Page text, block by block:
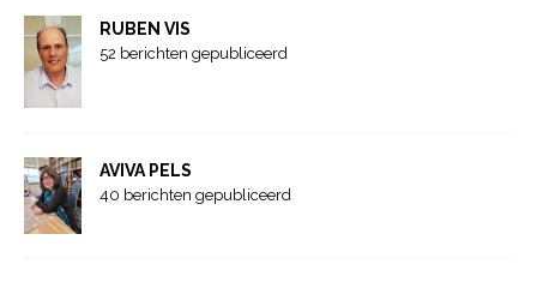
RUBEN VIS
52 berichten gepubliceerd
AVIVA PELS
40 berichten gepubliceerd